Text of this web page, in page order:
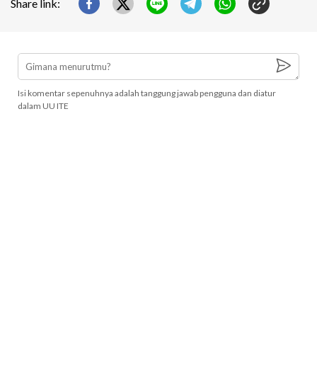
Share link:
Isi komentar sepenuhnya adalah tanggung jawab pengguna dan diatur
dalam UU ITE